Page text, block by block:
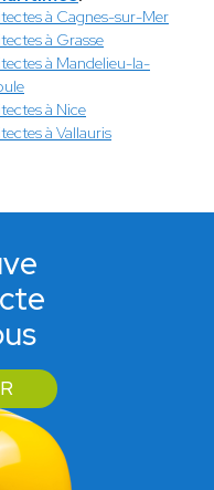
à Cagnes-sur-Mer
à Grasse
à Mandelieu-la-
à Nice
à Vallauris